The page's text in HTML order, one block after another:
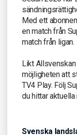
Med ett
en match från
match från ligan.
Likt
möjligheten att
TV4 Play. Följ
du hittar
Svenska